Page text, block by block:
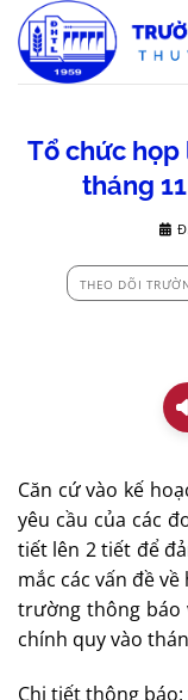
qua
nội
Tổ chức
tháng
THEO DÕI
Căn cứ vào kế
yêu cầu của các
tiết lên 2 tiết để
mắc các vấn đề
trường thông báo
chính quy vào
Chi tiết thông báo: